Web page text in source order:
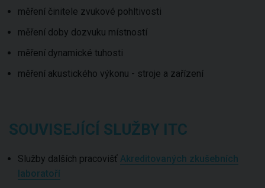
měření činitele zvukové pohltivosti
měření doby dozvuku místností
měření dynamické tuhosti
měření akustického výkonu - stroje a zařízení
SOUVISEJÍCÍ SLUŽBY ITC
Služby dalších pracovišť Akreditovaných zkušebních
laboratoří